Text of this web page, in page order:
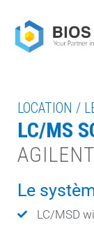
LOCATION /
LC/MS
Le
LC/MSD